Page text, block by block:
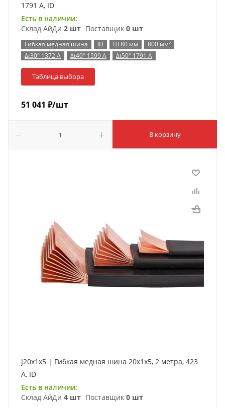
1791 А, ID
Есть в наличии:
Склад АйДи 2 шт Поставщик 0 шт
Гибкая медная шина ID Ш 80 мм
800 мм²
Δt30° 1372 А
Δt40° 1599 А Δt50° 1791 А
Таблица выбора
51 041 ₽/шт
В корзину
J20x1x5 | Гибкая медная шина 20x1x5, 2 метра, 423
А, ID
Есть в наличии:
Склад АйДи 4 шт Поставщик 0 шт